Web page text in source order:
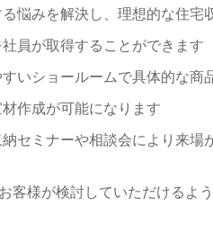
悩みを解決し、理想的な住宅
員が取得することができます
いショールームで具体的な商
作成が可能になります
セミナーや相談会により来場
客様が検討していただけるよ